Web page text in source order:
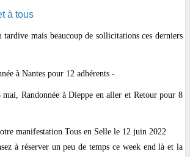
à tous
tardive mais beaucoup de sollicitations ces derniers
à Nantes pour 12 adhérents -
mai, Randonnée à Dieppe en aller et Retour pour 8
manifestation Tous en Selle le 12 juin 2022
à réserver un peu de temps ce week end là et la